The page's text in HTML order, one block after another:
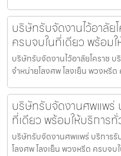
บริษัทรับจัดงานไว้อาลั
ครบจบในที่เดียว พร้อม
บริษัทรับจัดงานไว้อาลัยโคราช
จำหน่ายโลงศพ โลงเย็น พวงหรี
บริษัทรับจัดงานศพแพร่
ที่เดียว พร้อมให้บริการทั่
บริษัทรับจัดงานศพแพร่ บริการ
โลงศพ โลงเย็น พวงหรีด ครบจ